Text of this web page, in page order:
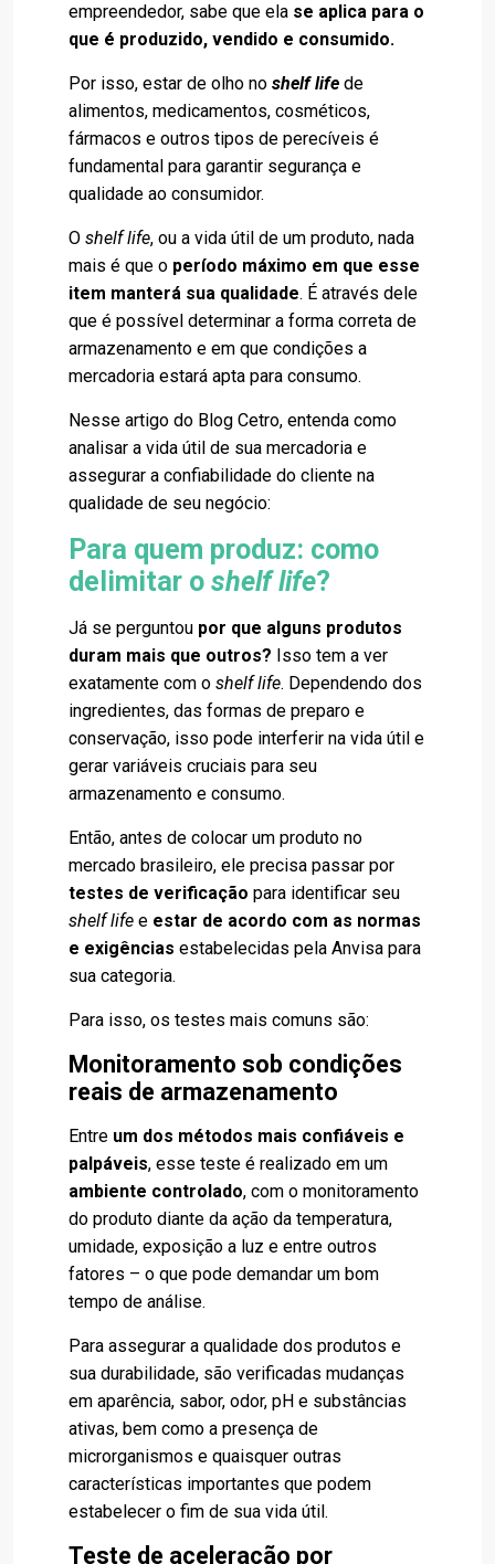
empreendedor, sabe que ela se aplica para o
que é produzido, vendido e consumido.
Por isso, estar de olho no shelf life de
alimentos, medicamentos, cosméticos,
fármacos e outros tipos de perecíveis é
fundamental para garantir segurança e
qualidade ao consumidor.
O shelf life, ou a vida útil de um produto, nada
mais é que o período máximo em que esse
item manterá sua qualidade. É através dele
que é possível determinar a forma correta de
armazenamento e em que condições a
mercadoria estará apta para consumo.
Nesse artigo do Blog Cetro, entenda como
analisar a vida útil de sua mercadoria e
assegurar a confiabilidade do cliente na
qualidade de seu negócio:
Para quem produz: como
delimitar o shelf life?
Já se perguntou por que alguns produtos
duram mais que outros? Isso tem a ver
exatamente com o shelf life. Dependendo dos
ingredientes, das formas de preparo e
conservação, isso pode interferir na vida útil e
gerar variáveis cruciais para seu
armazenamento e consumo.
Então, antes de colocar um produto no
mercado brasileiro, ele precisa passar por
testes de verificação para identificar seu
shelf life e estar de acordo com as normas
e exigências estabelecidas pela Anvisa para
sua categoria.
Para isso, os testes mais comuns são:
Monitoramento sob condições
reais de armazenamento
Entre um dos métodos mais confiáveis e
palpáveis, esse teste é realizado em um
ambiente controlado, com o monitoramento
do produto diante da ação da temperatura,
umidade, exposição a luz e entre outros
fatores – o que pode demandar um bom
tempo de análise.
Para assegurar a qualidade dos produtos e
sua durabilidade, são verificadas mudanças
em aparência, sabor, odor, pH e substâncias
ativas, bem como a presença de
microrganismos e quaisquer outras
características importantes que podem
estabelecer o fim de sua vida útil.
Teste de aceleração por